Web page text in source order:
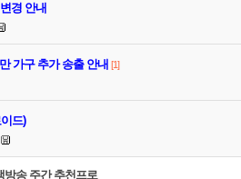
경 안내
가구 추가 송출 안내 [1]
드)
방송 주간 추천프로